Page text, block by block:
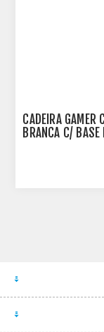
CADEIRA GAMER
BRANCA C/